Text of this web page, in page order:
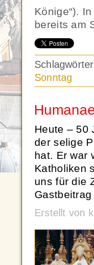
Könige“).
bereits am
Sonntag
Heute – 50
der selige
hat. Er war
Katholiken
uns für die
Erstellt von